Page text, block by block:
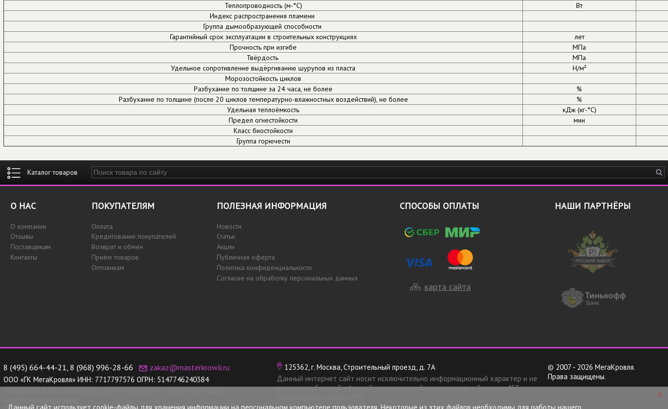
Теплопроводность (м-°С)
Вт
Индекс распространения пламени
Группа дымообразующей способности
Гарантийный срок эксплуатации в строительных конструкциях
лет
Прочность при изгибе
МПа
Твёрдость
МПа
Удельное сопротивление выдёргиванию шурупов из пласта
Н/м²
Морозостойкость циклов
Разбухание по толщине за 24 часа, не более
%
Разбухание по толщине (после 20 циклов температурно-влажностных воздействий), не более
%
Удельная теплоёмкость
кДж (кг-°С)
Предел огнестойкости
мин
Класс биостойкости
Группа горючести
x
Введите ключевые слова для поиска
О НАС
О компании
Отзывы
Поставщикам
Контакты
ПОКУПАТЕЛЯМ
Оплата
Кредитование покупателей
Возврат и обмен
Приём товаров
Оптовикам
ПОЛЕЗНАЯ ИНФОРМАЦИЯ
Новости
Статьи
Акции
Публичная оферта
Политика конфиденциальности
Согласие на обработку персональных данных
СПОСОБЫ ОПЛАТЫ
карта сайта
НАШИ ПАРТНЁРЫ
8 (495) 664-44-21 8 (968) 996-28-66 zakaz@masterkrowli.ru
ООО «ГК МегаКровля» ИНН: 7717797576 ОГРН: 5147746240384
125362, г. Москва, Строительный проезд, д. 7А
Данный интернет сайт носит исключительно информационный характер и не
является публичной офертой, определяемой положениями ч.2 статьи 437
© 2007 - 2026 МегаКровля.
Права защищены.